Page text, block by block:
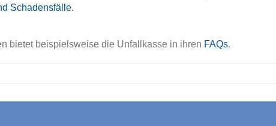
Schadensfälle.
bietet beispielsweise die Unfallkasse in ihren FAQs.